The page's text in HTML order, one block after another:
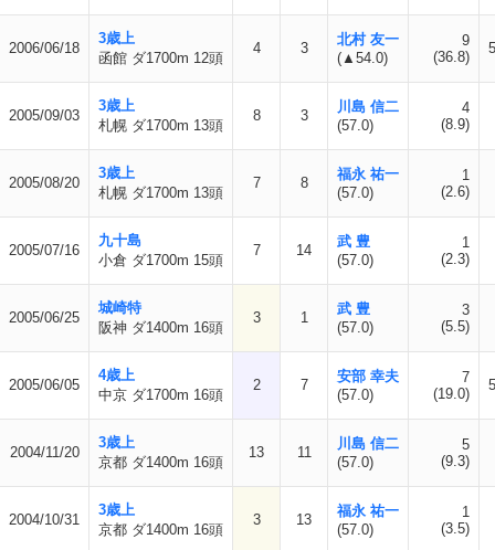
2006/06/18
3歳上
函館 ダ1700m 12頭
4 3
北村 友一
(▲54.0)
9
(36.8)
2005/09/03
3歳上
札幌 ダ1700m 13頭
8 3
川島 信二
(57.0)
4
(8.9)
2005/08/20
3歳上
札幌 ダ1700m 13頭
7 8
福永 祐一
(57.0)
1
(2.6)
2005/07/16
九十島
小倉 ダ1700m 15頭
7 14
武 豊
(57.0)
1
(2.3)
2005/06/25
城崎特
阪神 ダ1400m 16頭
3 1
武 豊
(57.0)
3
(5.5)
2005/06/05
4歳上
中京 ダ1700m 16頭
2 7
安部 幸夫
(57.0)
7
(19.0)
2004/11/20
3歳上
京都 ダ1400m 16頭
13 11
川島 信二
(57.0)
5
(9.3)
2004/10/31
3歳上
京都 ダ1400m 16頭
3 13
福永 祐一
(57.0)
1
(3.5)